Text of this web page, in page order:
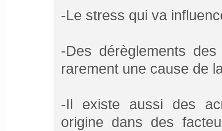
-Le stress qui va
-Des dérèglements
rarement une cause de
-Il existe aussi des
origine dans des